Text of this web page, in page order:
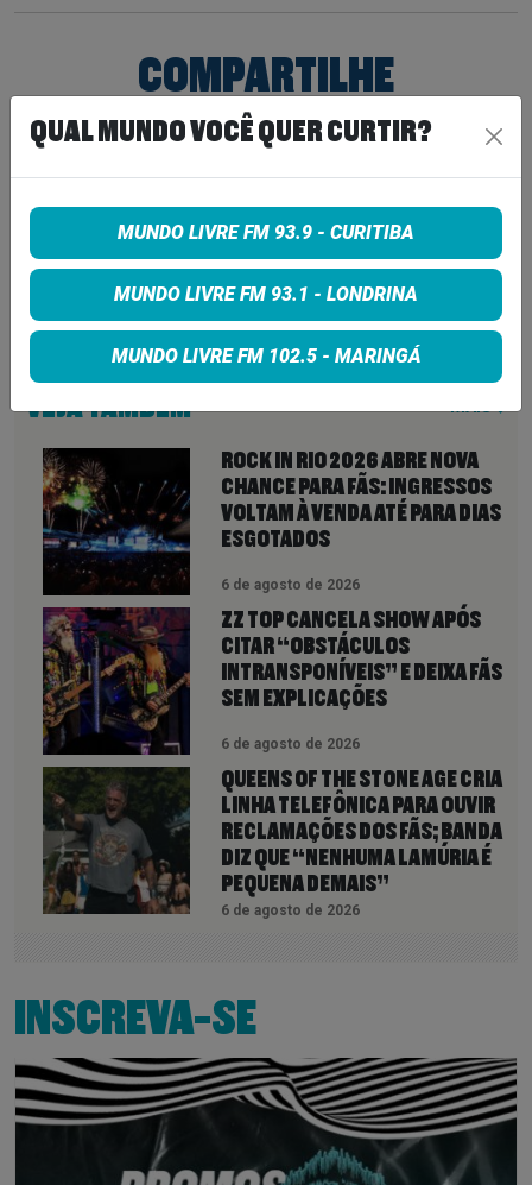
COMPARTILHE
Share on Facebook
Share on Google+
VEJA TAMBÉM MAIS
ROCK IN RIO 2026 ABRE NOVA
CHANCE PARA FÃS: INGRESSOS
VOLTAM À VENDA ATÉ PARA DIAS
ESGOTADOS
6 de agosto de 2026
ZZ TOP CANCELA SHOW APÓS
CITAR “OBSTÁCULOS
INTRANSPONÍVEIS” E DEIXA FÃS
SEM EXPLICAÇÕES
6 de agosto de 2026
QUEENS OF THE STONE AGE CRIA
LINHA TELEFÔNICA PARA OUVIR
RECLAMAÇÕES DOS FÃS; BANDA
DIZ QUE “NENHUMA LAMÚRIA É
PEQUENA DEMAIS”
6 de agosto de 2026
INSCREVA-SE
QUAL MUNDO VOCÊ QUER CURTIR?
MUNDO LIVRE FM 93.9 - CURITIBA
MUNDO LIVRE FM 93.1 - LONDRINA
MUNDO LIVRE FM 102.5 - MARINGÁ